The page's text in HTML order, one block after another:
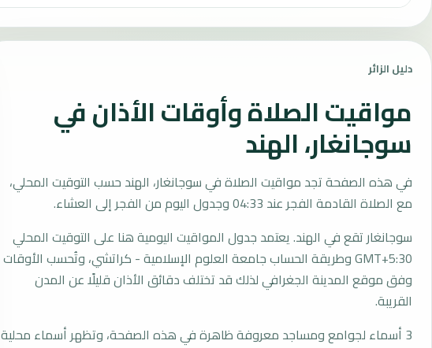
دليل الزائر
مواقيت الصلاة وأوقات الأذان في
سوجانغار، الهند
في هذه الصفحة تجد مواقيت الصلاة في سوجانغار، الهند حسب التوقيت المحلي،
مع الصلاة القادمة الفجر عند 04:33 وجدول اليوم من الفجر إلى العشاء.
سوجانغار تقع في الهند. يعتمد جدول المواقيت اليومية هنا على التوقيت المحلي
GMT+5:30 وطريقة الحساب جامعة العلوم الإسلامية - كراتشي، وتُحسب الأوقات
وفق موقع المدينة الجغرافي لذلك قد تختلف دقائق الأذان قليلًا عن المدن
القريبة.
3 أسماء لجوامع ومساجد معروفة ظاهرة في هذه الصفحة، وتظهر أسماء محلية